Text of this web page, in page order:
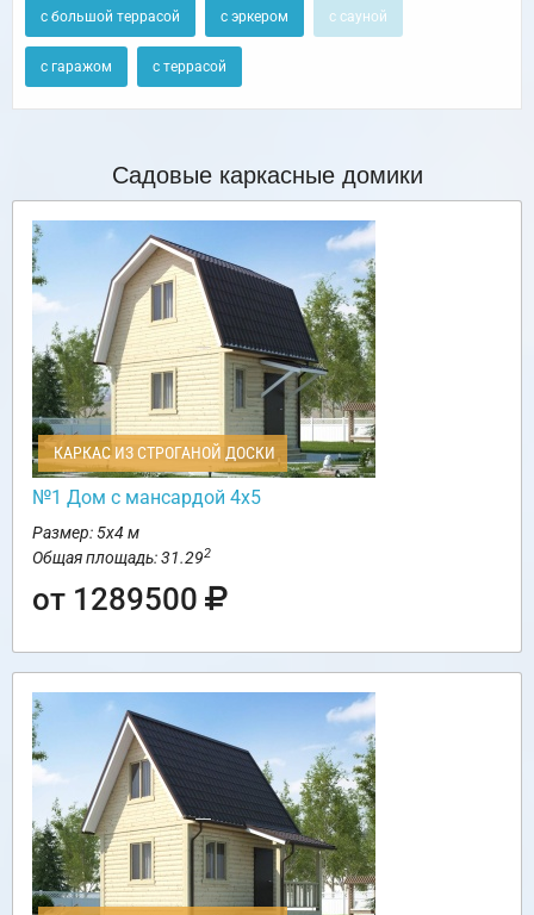
с большой террасой с эркером с сауной
с гаражом с террасой
Садовые каркасные домики
КАРКАС ИЗ СТРОГАНОЙ ДОСКИ
№1 Дом с мансардой 4х5
Размер: 5х4 м
Общая площадь: 31.292
от 1289500